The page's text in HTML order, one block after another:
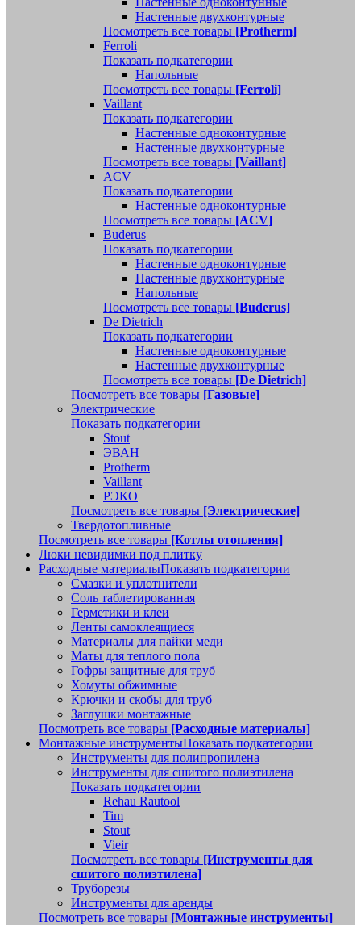
Настенные двухконтурные
Посмотреть все товары [Protherm]
Ferroli
Показать подкатегории
Напольные
Посмотреть все товары [Ferroli]
Vaillant
Показать подкатегории
Настенные одноконтурные
Настенные двухконтурные
Посмотреть все товары [Vaillant]
ACV
Показать подкатегории
Настенные одноконтурные
Посмотреть все товары [ACV]
Buderus
Показать подкатегории
Настенные одноконтурные
Настенные двухконтурные
Напольные
Посмотреть все товары [Buderus]
De Dietrich
Показать подкатегории
Настенные одноконтурные
Настенные двухконтурные
Посмотреть все товары [De Dietrich]
Посмотреть все товары [Газовые]
Электрические
Показать подкатегории
Stout
ЭВАН
Protherm
Vaillant
РЭКО
Посмотреть все товары [Электрические]
Твердотопливные
Посмотреть все товары [Котлы отопления]
Люки невидимки под плитку
Расходные материалыПоказать подкатегории
Смазки и уплотнители
Соль таблетированная
Герметики и клеи
Ленты самоклеящиеся
Материалы для пайки меди
Маты для теплого пола
Гофры защитные для труб
Хомуты обжимные
Крючки и скобы для труб
Заглушки монтажные
Посмотреть все товары [Расходные материалы]
Монтажные инструментыПоказать подкатегории
Инструменты для полипропилена
Инструменты для сшитого полиэтилена
Показать подкатегории
Rehau Rautool
Tim
Stout
Vieir
Посмотреть все товары [Инструменты для
сшитого полиэтилена]
Труборезы
Инструменты для аренды
Посмотреть все товары [Монтажные инструменты]